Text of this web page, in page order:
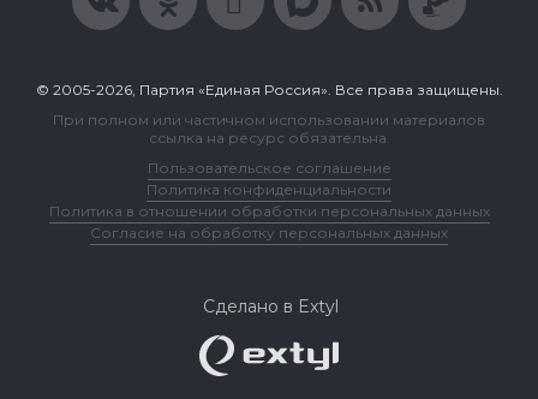
© 2005-2026, Партия «Единая Россия». Все права защищены.
При полном или частичном использовании материалов
ссылка на ресурс обязательна.
Пользовательское соглашение
Политика конфиденциальности
Политика в отношении обработки персональных данных
Согласие на обработку персональных данных
Сделано в Extyl